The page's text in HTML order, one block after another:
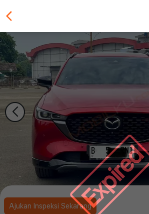
Expired
Ajukan Inspeksi Sekarang